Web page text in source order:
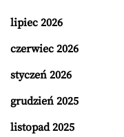
lipiec 2026
czerwiec 2026
styczeń 2026
grudzień 2025
listopad 2025